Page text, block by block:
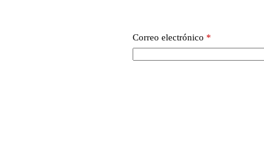
Correo electrónico *